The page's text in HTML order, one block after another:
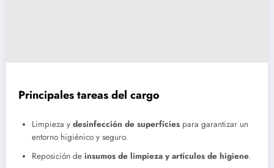
Principales tareas del cargo
Limpieza y desinfección de superficies para garantizar un
entorno higiénico y seguro.
Reposición de insumos de limpieza y artículos de higiene.